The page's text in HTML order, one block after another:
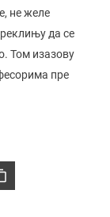
не желе
да се
Том изазову
пре